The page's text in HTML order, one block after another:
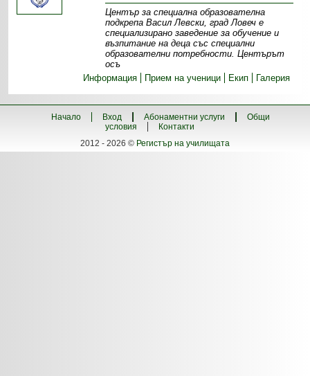
Център за специална образователна
подкрепа Васил Левски, град Ловеч е
специализирано заведение за обучение и
възпитание на деца със специални
образователни потребности. Центърът
осъ
Информация
Прием на ученици Екип Галерия
Начало Вход Абонаментни услуги
Общи
условия
Контакти
2012 - 2026 © Регистър на училищата